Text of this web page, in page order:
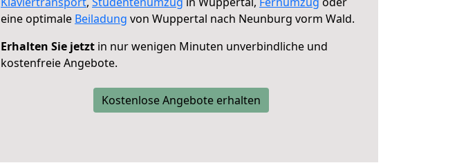
eine optimale Beiladung von Wuppertal nach Neunburg vorm Wald.
Erhalten Sie jetzt in nur wenigen Minuten unverbindliche und
kostenfreie Angebote.
Kostenlose Angebote erhalten